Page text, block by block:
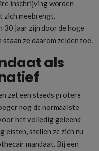
inschrijving worden
zich meebrengt.
30 jaar zijn door de hoge
ze daarom zelden toe.
als
zet een steeds grotere
nog de normaalste
het volledig geleend
eisten, stellen ze zich nu
mandaat. Bij een